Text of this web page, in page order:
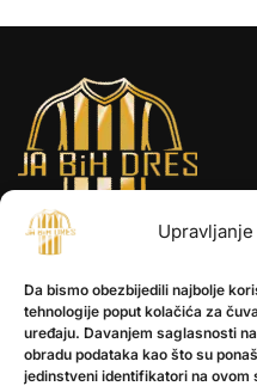
Da bismo obezbijedili najbolje
tehnologije poput kolačića za
uređaju. Davanjem saglasnosti
obradu podataka kao što su
jedinstveni identifikatori na ovom
INFORMACIJE
O nama
Kontakt